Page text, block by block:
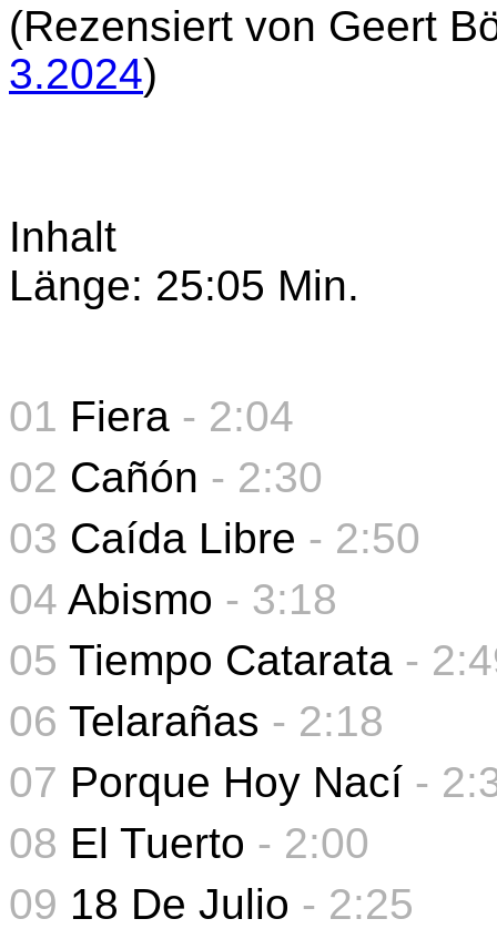
(Rezensiert von Geert
3.2024)
Inhalt
Länge: 25:05 Min.
01 Fiera - 2:04
02 Cañón - 2:30
03 Caída Libre - 2:50
04 Abismo - 3:18
05 Tiempo Catarata -
06 Telarañas - 2:18
07 Porque Hoy Nací -
08 El Tuerto - 2:00
09 18 De Julio - 2:25